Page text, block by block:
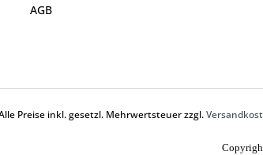
AGB
Preise inkl. gesetzl. Mehrwertsteuer zzgl.